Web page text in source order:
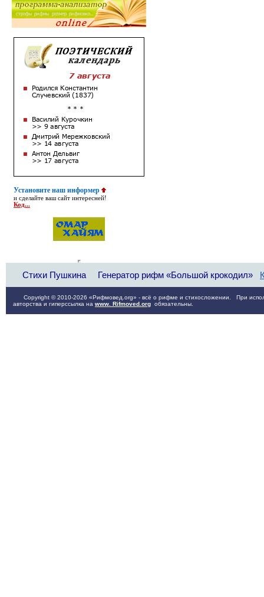
Установите наш информер
и сделайте ваш сайт интересней!
Код...
Стихи Пушкина Генератор рифм «Большой крокодил»
Copyright © 2010-2026 «Рифмовед.org» - всё о рифме и стихосложении. При
авторства и гиперссылка на www. Rifmoved.org обязательны.